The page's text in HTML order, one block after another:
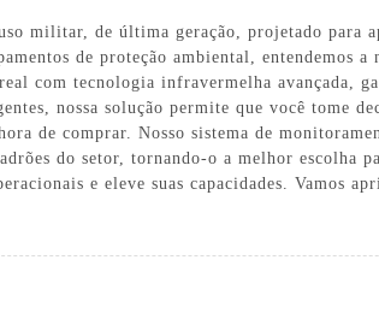
militar, de última geração, projetado para
de proteção ambiental, entendemos a
com tecnologia infravermelha avançada,
nossa solução permite que você tome
de comprar. Nosso sistema de
do setor, tornando-o a melhor escolha
e eleve suas capacidades. Vamos